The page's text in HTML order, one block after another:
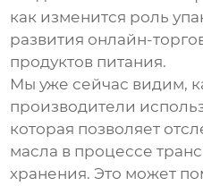
как изменится роль
развития онлайн-
продуктов питания.
Мы уже сейчас видим,
производители
которая позволяет
масла в процессе
хранения. Это может